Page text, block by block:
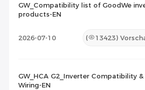
Kompatibilitätsliste
Wartungsdokument (0)
GW_Compatibility list of GoodWe
products-EN
2026-07-10 ( 13423)
GW_HCA G2_Inverter Compatibility
Wiring-EN